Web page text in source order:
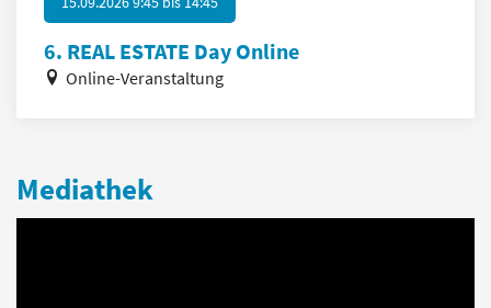
6. REAL ESTATE Day Online
Online-Veranstaltung
Mediathek